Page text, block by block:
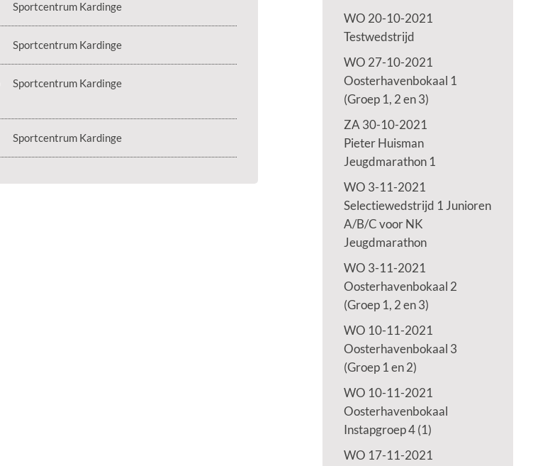
Sportcentrum Kardinge
Sportcentrum Kardinge
Sportcentrum Kardinge
Sportcentrum Kardinge
WO 20-10-2021
Testwedstrijd
WO 27-10-2021
Oosterhavenbokaal 1
(Groep 1, 2 en 3)
ZA 30-10-2021
Pieter Huisman
Jeugdmarathon 1
WO 3-11-2021
Selectiewedstrijd 1 Junioren
A/B/C voor NK
Jeugdmarathon
WO 3-11-2021
Oosterhavenbokaal 2
(Groep 1, 2 en 3)
WO 10-11-2021
Oosterhavenbokaal 3
(Groep 1 en 2)
WO 10-11-2021
Oosterhavenbokaal
Instapgroep 4 (1)
WO 17-11-2021